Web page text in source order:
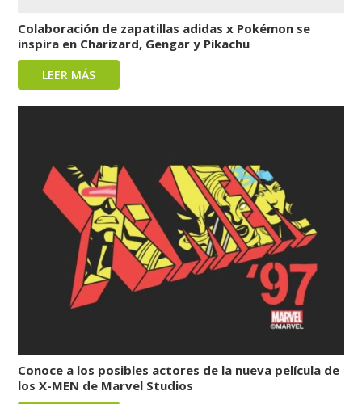
Colaboración de zapatillas adidas x Pokémon se
inspira en Charizard, Gengar y Pikachu
LEER MÁS
Conoce a los posibles actores de la nueva película de
los X-MEN de Marvel Studios